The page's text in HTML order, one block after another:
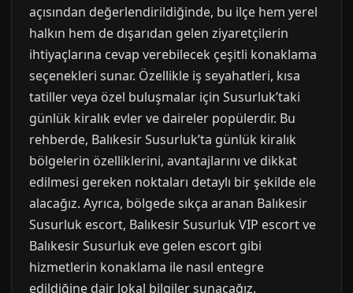
açısından değerlendirildiğinde, bu ilçe hem yerel
halkın hem de dışarıdan gelen ziyaretçilerin
ihtiyaçlarına cevap verebilecek çeşitli konaklama
seçenekleri sunar. Özellikle iş seyahatleri, kısa
tatiller veya özel buluşmalar için Susurluk’taki
günlük kiralık evler ve daireler popülerdir. Bu
rehberde, Balıkesir Susurluk’ta günlük kiralık
bölgelerin özelliklerini, avantajlarını ve dikkat
edilmesi gereken noktaları detaylı bir şekilde ele
alacağız. Ayrıca, bölgede sıkça aranan Balıkesir
Susurluk escort, Balıkesir Susurluk VIP escort ve
Balıkesir Susurluk eve gelen escort gibi
hizmetlerin konaklama ile nasıl entegre
edildiğine dair lokal bilgiler sunacağız.